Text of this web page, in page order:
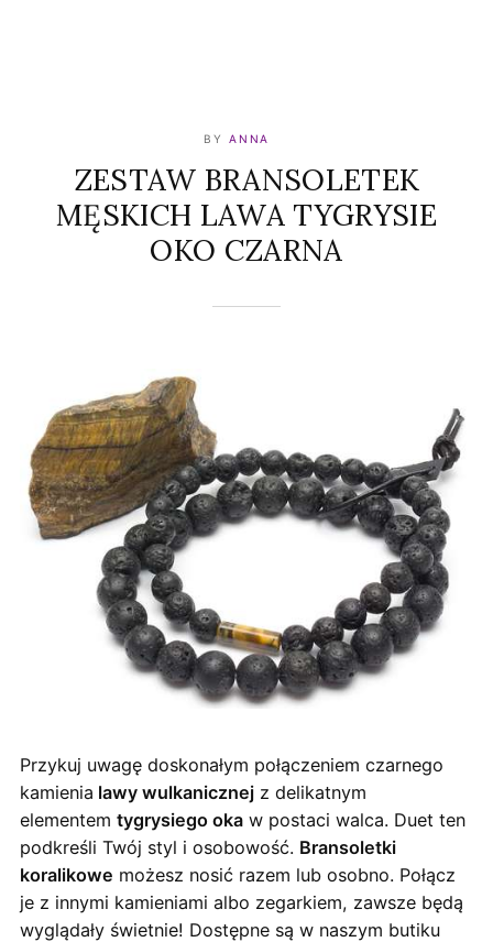
BY ANNA
ZESTAW BRANSOLETEK
MĘSKICH LAWA TYGRYSIE
OKO CZARNA
Przykuj uwagę doskonałym połączeniem czarnego
kamienia lawy wulkanicznejz delikatnym
elementem tygrysiego okaw postaci walca. Duet ten
podkreśli Twój styl i osobowość. Bransoletki
koralikowe możesz nosić razem lub osobno. Połącz
je z innymi kamieniami albo zegarkiem, zawsze będą
wyglądały świetnie! Dostępne są w naszym butiku